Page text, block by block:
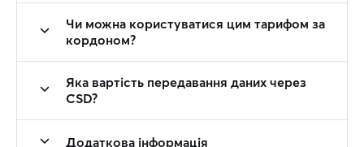
Чи можна користуватися цим тарифом за
кордоном?
Яка вартість передавання даних через
CSD?
Додаткова інформація